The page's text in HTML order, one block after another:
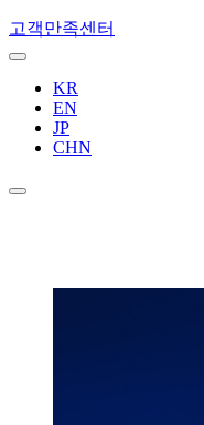
고객만족센터
KR
EN
JP
CHN